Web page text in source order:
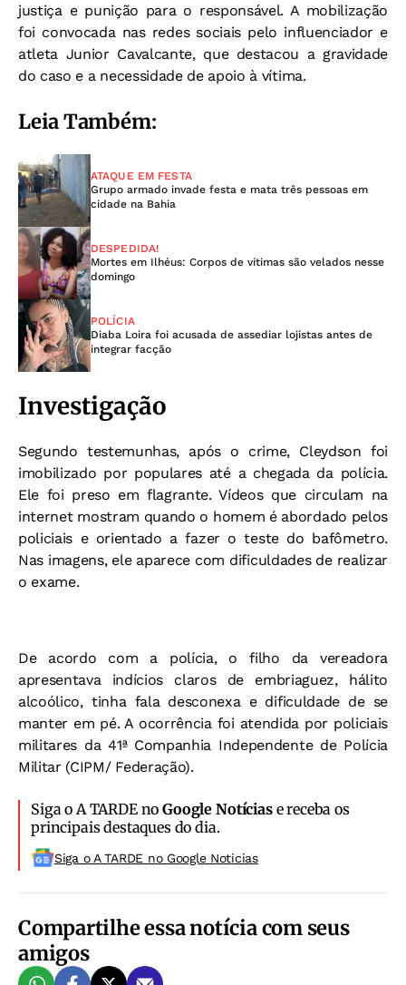
justiça e punição para o responsável. A mobilização
foi convocada nas redes sociais pelo influenciador e
atleta Junior Cavalcante, que destacou a gravidade
do caso e a necessidade de apoio à vítima.
Leia Também:
ATAQUE EM FESTA
Grupo armado invade festa e mata três pessoas em
cidade na Bahia
DESPEDIDA!
Mortes em Ilhéus: Corpos de vítimas são velados nesse
domingo
POLÍCIA
Diaba Loira foi acusada de assediar lojistas antes de
integrar facção
Investigação
Segundo testemunhas, após o crime, Cleydson foi
imobilizado por populares até a chegada da polícia.
Ele foi preso em flagrante. Vídeos que circulam na
internet mostram quando o homem é abordado pelos
policiais e orientado a fazer o teste do bafômetro.
Nas imagens, ele aparece com dificuldades de realizar
o exame.
De acordo com a polícia, o filho da vereadora
apresentava indícios claros de embriaguez, hálito
alcoólico, tinha fala desconexa e dificuldade de se
manter em pé. A ocorrência foi atendida por policiais
militares da 41ª Companhia Independente de Polícia
Militar (CIPM/ Federação).
Siga o A TARDE noGoogle Notíciase receba os
principais destaques do dia.
Siga o A TARDE no Google Noticias
Compartilhe essa notícia com seus
amigos